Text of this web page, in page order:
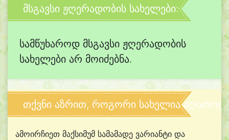
მსგავსი ჟღერადობის სახელები:
სამწუხაროდ მსგავსი ჟღერადობის
სახელები არ მოიძებნა.
თქვნი აზრით, როგორი სახელია
ამოირჩიეთ მაქსიმუმ სამამადე ვარიანტი და